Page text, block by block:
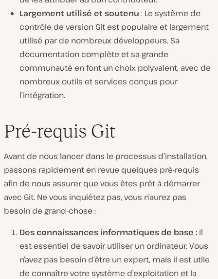
Largement utilisé et soutenu : Le système de
contrôle de version Git est populaire et largement
utilisé par de nombreux développeurs. Sa
documentation complète et sa grande
communauté en font un choix polyvalent, avec de
nombreux outils et services conçus pour
l’intégration.
Pré-requis Git
Avant de nous lancer dans le processus d’installation,
passons rapidement en revue quelques pré-requis
afin de nous assurer que vous êtes prêt à démarrer
avec Git. Ne vous inquiétez pas, vous n’aurez pas
besoin de grand-chose :
Des connaissances informatiques de base : Il
est essentiel de savoir utiliser un ordinateur. Vous
n’avez pas besoin d’être un expert, mais il est utile
de connaître votre système d’exploitation et la